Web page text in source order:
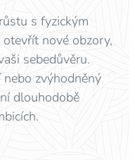
s fyzickým
nové obzory,
sebedůvěru.
zvýhodněný
dlouhodobě